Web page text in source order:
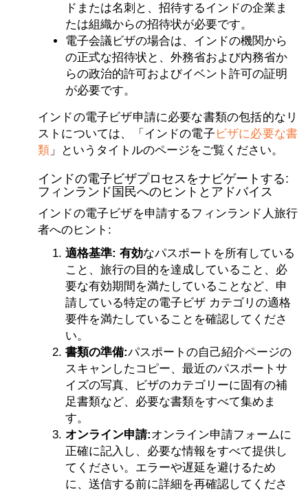
ドまたは名刺と、招待するインドの企業ま
たは組織からの招待状が必要です。
電子会議ビザの場合は、インドの機関から
の正式な招待状と、外務省および内務省か
らの政治的許可およびイベント許可の証明
が必要です。
インドの電子ビザ申請に必要な書類の包括的なリ
ストについては、「インドの電子 ビザに必要な書
類 」というタイトルのページをご覧ください。
インドの電子ビザプロセスをナビゲートする:
フィンランド国民へのヒントとアドバイス
インドの電子ビザを申請するフィンランド人旅行
者へのヒント:
適格基準: 有効なパスポートを所有している
こと、旅行の目的を達成していること、必
要な有効期間を満たしていることなど、申
請している特定の電子ビザ カテゴリの適格
要件を満たしていることを確認してくださ
い。
書類の準備:パスポートの自己紹介ページの
スキャンしたコピー、最近のパスポートサ
イズの写真、ビザのカテゴリーに固有の補
足書類など、必要な書類をすべて集めま
す。
オンライン申請:オンライン申請フォームに
正確に記入し、必要な情報をすべて提供し
てください。エラーや遅延を避けるため
に、送信する前に詳細を再確認してくださ